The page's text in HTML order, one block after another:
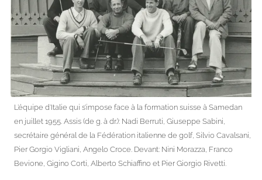
L’équipe d’Italie qui s’impose face à la formation suisse à Samedan
en juillet 1955. Assis (de g. à dr.): Nadi Berruti, Giuseppe Sabini,
secrétaire général de la Fédération italienne de golf, Silvio Cavalsani,
Pier Gorgio Vigliani, Angelo Croce. Devant: Nini Morazza, Franco
Bevione, Gigino Corti, Alberto Schiaffino et Pier Giorgio Rivetti.